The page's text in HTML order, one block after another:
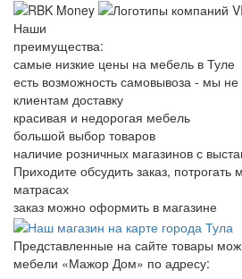
Наши
преимущества:
самые низкие цены на мебель в Туле
есть возможность самовывоза - мы
клиентам доставку
красивая и недорогая мебель
большой выбор товаров
наличие розничных магазинов с
Приходите обсудить заказ,
матрасах
заказ можно оформить в магазине
Представленные на сайте товары
мебели «Мажор Дом» по адресу: